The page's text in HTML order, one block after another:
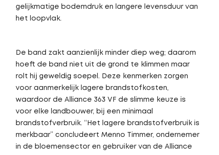
gelijkmatige bodemdruk en langere levensduur van
het loopvlak.
De band zakt aanzienlijk minder diep weg; daarom
hoeft de band niet uit de grond te klimmen maar
rolt hij geweldig soepel. Deze kenmerken zorgen
voor aanmerkelijk lagere brandstofkosten,
waardoor de Alliance 363 VF de slimme keuze is
voor elke landbouwer, bij een minimaal
brandstofverbruik. “Het lagere brandstofverbruik is
merkbaar” concludeert Menno Timmer, ondernemer
in de bloemensector en gebruiker van de Alliance